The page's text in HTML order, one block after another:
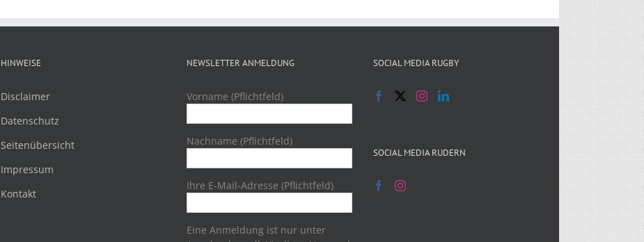
HINWEISE
Disclaimer
Datenschutz
Seitenübersicht
Impressum
Kontakt
NEWSLETTER ANMELDUNG
Vorname (Pflichtfeld)
Nachname (Pflichtfeld)
Ihre E-Mail-Adresse (Pflichtfeld)
Eine Anmeldung ist nur unter
SOCIAL MEDIA RUGBY
SOCIAL MEDIA RUDERN